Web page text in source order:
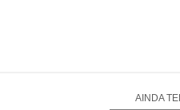
AINDA